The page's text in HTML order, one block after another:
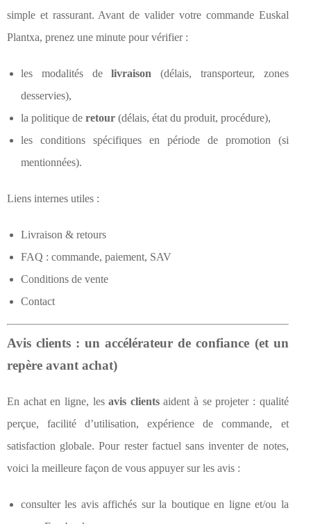
simple et rassurant. Avant de valider votre commande Euskal
Plantxa, prenez une minute pour vérifier :
les modalités delivraison (délais, transporteur, zones
desservies),
la politique de retour (délais, état du produit, procédure),
les conditions spécifiques en période de promotion (si
mentionnées).
Liens internes utiles :
Livraison & retours
FAQ : commande, paiement, SAV
Conditions de vente
Contact
Avis clients : un accélérateur de confiance (et un
repère avant achat)
En achat en ligne, lesavis clientsaident à se projeter : qualité
perçue, facilité d’utilisation, expérience de commande, et
satisfaction globale. Pour rester factuel sans inventer de notes,
voici la meilleure façon de vous appuyer sur les avis :
consulter les avis affichés sur la boutique en ligne et/ou la